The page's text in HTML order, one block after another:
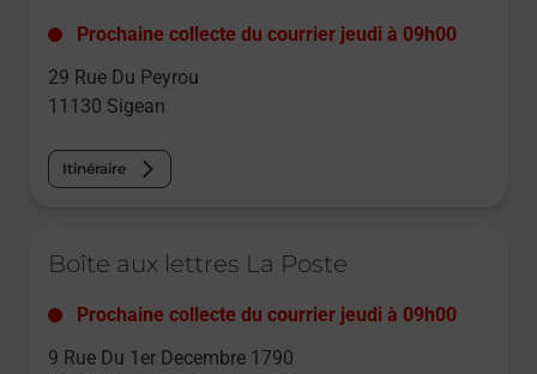
Prochaine collecte du courrier jeudi à 09h00
29 Rue Du Peyrou
11130 Sigean
Itinéraire
Boîte aux lettres La Poste
Prochaine collecte du courrier jeudi à 09h00
9 Rue Du 1er Decembre 1790